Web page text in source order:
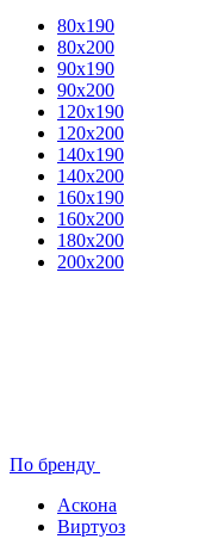
80x190
80х200
90х190
90х200
120х190
120х200
140х190
140х200
160х190
160х200
180х200
200х200
По бренду
Аскона
Виртуоз